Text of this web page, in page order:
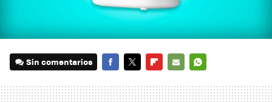
Sin comentarios
MAIL